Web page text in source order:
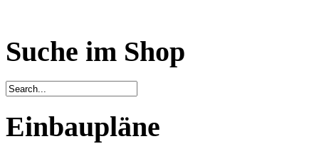
Suche im Shop
Einbaupläne